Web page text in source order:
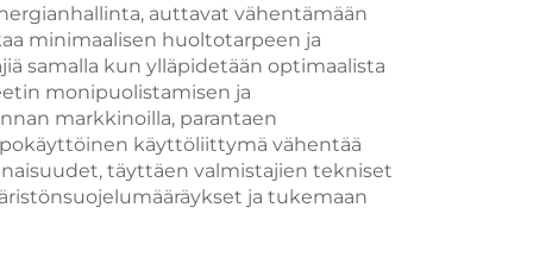
auttavat vähentämään
minimaalisen huoltotarpeen ja
samalla kun ylläpidetään optimaalista
monipuolistamisen ja
markkinoilla, parantaen
käyttöliittymä vähentää
täyttäen valmistajien tekniset
ja tukemaan